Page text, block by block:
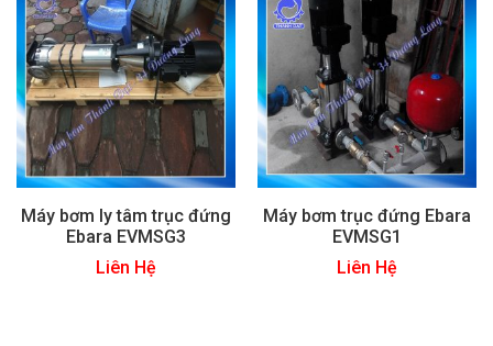
Máy bơm ly tâm trục đứng
Ebara EVMSG3
Liên Hệ
Máy bơm trục đứng Ebara
EVMSG1
Liên Hệ